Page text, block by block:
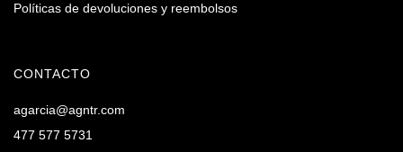
Políticas de devoluciones y reembolsos
CONTACTO
agarcia@agntr.com
477 577 5731